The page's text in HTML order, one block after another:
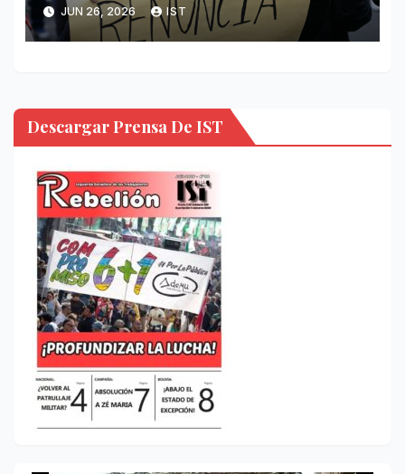
JUN 26, 2026 IST
Descargar Prensa De IST